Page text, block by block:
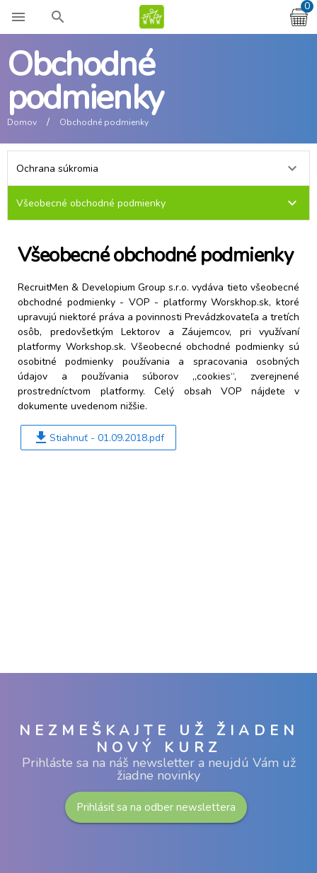
menu search
0
Obchodné
podmienky
Domov Obchodné podmienky
Ochrana súkromia keyboard_arrow_right
Všeobecné obchodné podmienky keyboard_arrow_right
Všeobecné obchodné podmienky
RecruitMen & Developium Group s.r.o. vydáva tieto všeobecné
obchodné podmienky - VOP - platformy Worskhop.sk, ktoré
upravujú niektoré práva a povinnosti Prevádzkovateľa a tretích
osôb, predovšetkým Lektorov a Záujemcov, pri využívaní
platformy Workshop.sk. Všeobecné obchodné podmienky sú
osobitné podmienky používania a spracovania osobných
údajov a používania súborov „cookies“, zverejnené
prostredníctvom platformy. Celý obsah VOP nájdete v
dokumente uvedenom nižšie.
file_download Stiahnuť - 01.09.2018.pdf
NEZMEŠKAJTE UŽ ŽIADEN
NOVÝ KURZ
Prihláste sa na náš newsletter a neujdú Vám už
žiadne novinky
Prihlásiť sa na odber newslettera